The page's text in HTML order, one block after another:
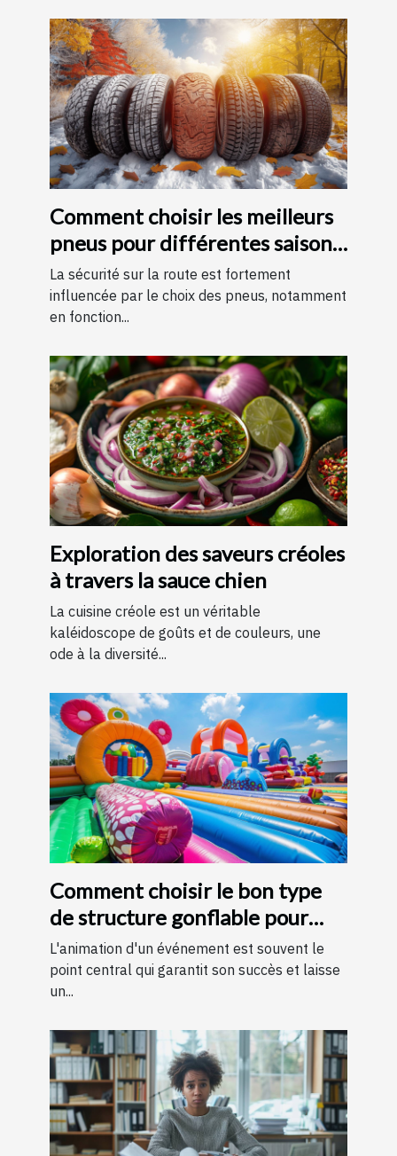
Comment choisir les meilleurs
pneus pour différentes saisons
?
La sécurité sur la route est fortement
influencée par le choix des pneus, notamment
en fonction...
Exploration des saveurs créoles
à travers la sauce chien
La cuisine créole est un véritable
kaléidoscope de goûts et de couleurs, une
ode à la diversité...
Comment choisir le bon type
de structure gonflable pour
votre événement
L'animation d'un événement est souvent le
point central qui garantit son succès et laisse
un...